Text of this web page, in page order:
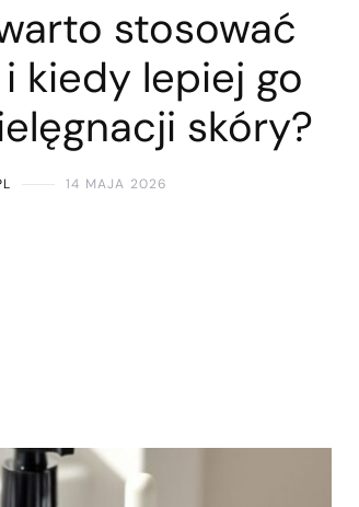
stosować
kiedy lepiej go
skóry?
14 MAJA 2026